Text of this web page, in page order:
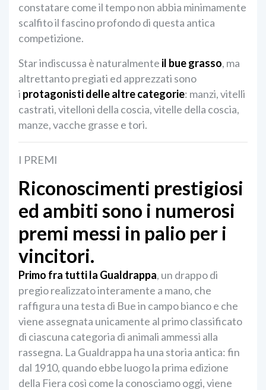
constatare come il tempo non abbia minimamente
scalfito il fascino profondo di questa antica
competizione.
Star indiscussa è naturalmente il bue grasso, ma
altrettanto pregiati ed apprezzati sono
i protagonisti delle altre categorie: manzi, vitelli
castrati, vitelloni della coscia, vitelle della coscia,
manze, vacche grasse e tori.
I PREMI
Riconoscimenti prestigiosi
ed ambiti sono i numerosi
premi messi in palio per i
vincitori.
Primo fra tutti la Gualdrappa, un drappo di
pregio realizzato interamente a mano, che
raffigura una testa di Bue in campo bianco e che
viene assegnata unicamente al primo classificato
di ciascuna categoria di animali ammessi alla
rassegna. La Gualdrappa ha una storia antica: fin
dal 1910, quando ebbe luogo la prima edizione
della Fiera così come la conosciamo oggi, viene